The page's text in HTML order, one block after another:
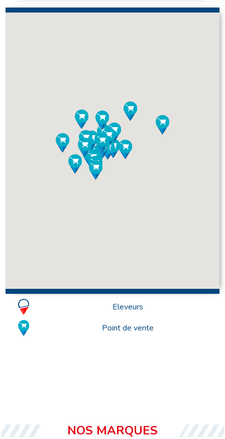
Eleveurs
Point de vente
NOS MARQUES